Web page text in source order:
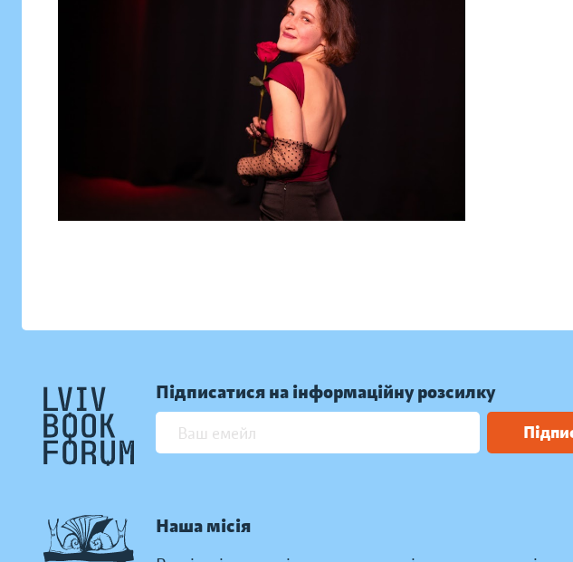
Підписатися на інформаційну розсилку
Наша місія